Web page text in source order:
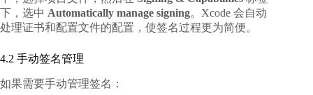
下，选中 Automatically manage signing。Xcode 会自动
处理证书和配置文件的配置，使签名过程更为简便。
4.2 手动签名管理
如果需要手动管理签名：